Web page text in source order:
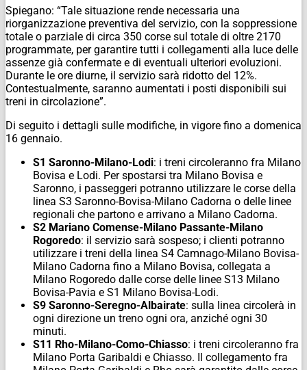
Spiegano: “Tale situazione rende necessaria una
riorganizzazione preventiva del servizio, con la soppressione
totale o parziale di circa 350 corse sul totale di oltre 2170
programmate, per garantire tutti i collegamenti alla luce delle
assenze già confermate e di eventuali ulteriori evoluzioni.
Durante le ore diurne, il servizio sarà ridotto del 12%.
Contestualmente, saranno aumentati i posti disponibili sui
treni in circolazione”.
Di seguito i dettagli sulle modifiche, in vigore fino a domenica
16 gennaio.
S1 Saronno-Milano-Lodi: i treni circoleranno fra Milano
Bovisa e Lodi. Per spostarsi tra Milano Bovisa e
Saronno, i passeggeri potranno utilizzare le corse della
linea S3 Saronno-Bovisa-Milano Cadorna o delle linee
regionali che partono e arrivano a Milano Cadorna.
S2 Mariano Comense-Milano Passante-Milano
Rogoredo: il servizio sarà sospeso; i clienti potranno
utilizzare i treni della linea S4 Camnago-Milano Bovisa-
Milano Cadorna fino a Milano Bovisa, collegata a
Milano Rogoredo dalle corse delle linee S13 Milano
Bovisa-Pavia e S1 Milano Bovisa-Lodi.
S9 Saronno-Seregno-Albairate: sulla linea circolerà in
ogni direzione un treno ogni ora, anziché ogni 30
minuti.
S11 Rho-Milano-Como-Chiasso: i treni circoleranno fra
Milano Porta Garibaldi e Chiasso. Il collegamento fra